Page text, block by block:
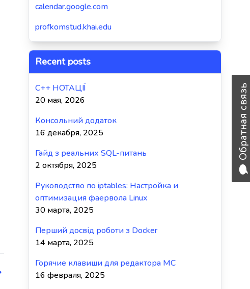
calendar.google.com
profkomstud.khai.edu
Recent posts
C++ НОТАЦІЇ
20 мая, 2026
Консольний додаток
16 декабря, 2025
Гайд з реальних SQL-питань
2 октября, 2025
Руководство по iptables: Настройка и
оптимизация фаервола Linux
30 марта, 2025
Перший досвід роботи з Docker
14 марта, 2025
Горячие клавиши для редактора MC
16 февраля, 2025
Обратная связь